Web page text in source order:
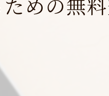
めの無